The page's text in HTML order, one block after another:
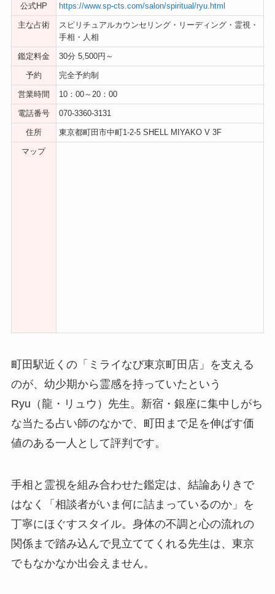
公式HP https://www.sp-cts.com/salon/spiritual/ryu.html
主な占術
スピリチュアルカウンセリング・リーディング・霊視・
手相・人相
鑑定料金 30分 5,500円～
予約 完全予約制
営業時間 10：00～20：00
電話番号 070-3360-3131
住所 東京都町田市中町1-2-5 SHELL MIYAKO V 3F
マップ
町田駅近くの「ミライなび東京町田店」を支える
のが、幼少期から霊感を持っていたという
Ryu（龍・リュウ）先生。新宿・銀座に集中しがち
な当たる占い師のなかで、町田まで足を伸ばす価
値のある一人として評判です。
手相と霊視を組み合わせた鑑定は、結論ありきで
はなく「相談者がいま何に詰まっているのか」を
丁寧にほぐすスタイル。身体の不調と心の流れの
関係まで踏み込んで見立ててくれる先生は、東京
でもなかなか出会えません。